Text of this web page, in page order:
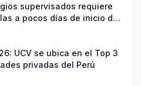
supervisados requiere
a pocos días de inicio del
UCV se ubica en el Top 3
privadas del Perú